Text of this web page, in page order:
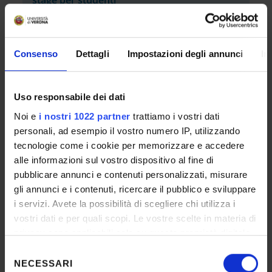
Consenso Dettagli Impostazioni degli annunci
Uso responsabile dei dati
Noi e i nostri 1022 partner trattiamo i vostri dati
personali, ad esempio il vostro numero IP, utilizzando
tecnologie come i cookie per memorizzare e accedere
alle informazioni sul vostro dispositivo al fine di
pubblicare annunci e contenuti personalizzati, misurare
gli annunci e i contenuti, ricercare il pubblico e sviluppare
i servizi. Avete la possibilità di scegliere chi utilizza i
vostri dati e per quali scopi. Le vostre scelte in materia di
privacy sono applicabili solo su questa proprietà digitale
modificare o revocare il proprio consenso in qualsiasi
delNECESSARI
Internships and placement programmes in
Programmi di stage all'estero
Tirocinio pratico valutativo (info per aziende)
- Corso di laurea magistrale in Psicologia per
la formazione (LM-51)
Tirocinio pratico valutativo - Corso di laurea
magistrale in Psicologia per la formazione
(LM-51)
Work experience at the University of